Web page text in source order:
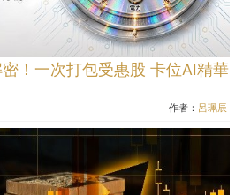
！一次打包受惠股 卡位AI精華
作者： 呂珮辰